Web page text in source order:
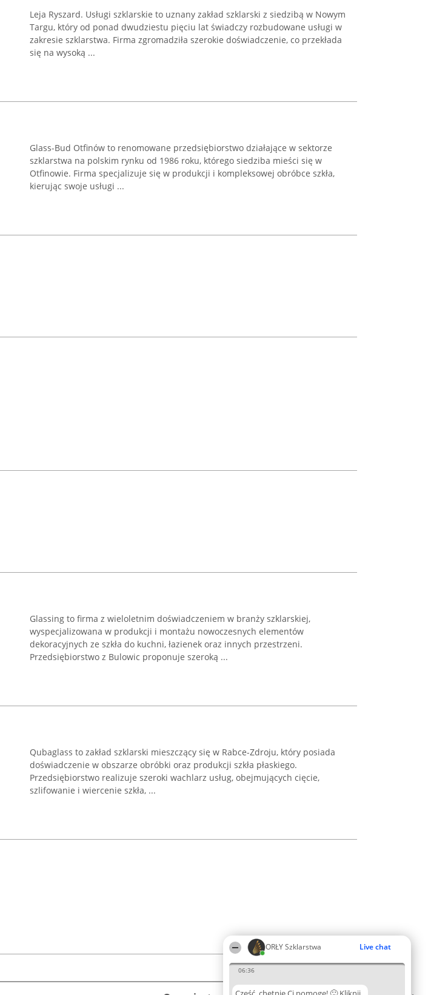
ORŁY Szklarstwa Live chat
06:36
Leja Ryszard. Usługi szklarskie to uznany zakład szklarski z siedzibą w Nowym
Targu, który od ponad dwudziestu pięciu lat świadczy rozbudowane usługi w
zakresie szklarstwa. Firma zgromadziła szerokie doświadczenie, co przekłada
się na wysoką ...
Glass-Bud Otfinów to renomowane przedsiębiorstwo działające w sektorze
szklarstwa na polskim rynku od 1986 roku, którego siedziba mieści się w
Otfinowie. Firma specjalizuje się w produkcji i kompleksowej obróbce szkła,
kierując swoje usługi ...
Glassing to firma z wieloletnim doświadczeniem w branży szklarskiej,
wyspecjalizowana w produkcji i montażu nowoczesnych elementów
dekoracyjnych ze szkła do kuchni, łazienek oraz innych przestrzeni.
Przedsiębiorstwo z Bulowic proponuje szeroką ...
Qubaglass to zakład szklarski mieszczący się w Rabce-Zdroju, który posiada
doświadczenie w obszarze obróbki oraz produkcji szkła płaskiego.
Przedsiębiorstwo realizuje szeroki wachlarz usług, obejmujących cięcie,
szlifowanie i wiercenie szkła, ...